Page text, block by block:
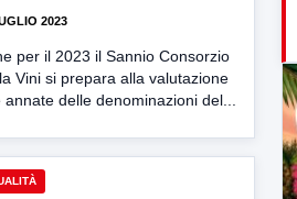
2023
per il 2023 il Sannio Consorzio
Vini si prepara alla valutazione
annate delle denominazioni del...